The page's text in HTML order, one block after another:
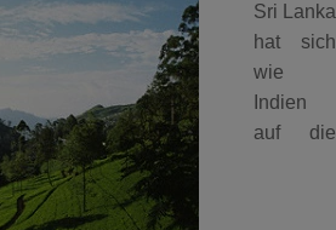
Sri Lanka
hat sich
wie
Indien
auf die